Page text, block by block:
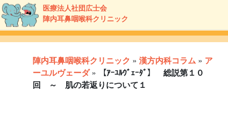
医療法人社団広士会
陣内耳鼻咽喉科クリニック
陣内耳鼻咽喉科クリニック » 漢方内科コラム » ア
ーユルヴェーダ»
【ｱｰﾕﾙｳﾞｪｰﾀﾞ】 総説第１０
回 ～ 肌の若返りについて１